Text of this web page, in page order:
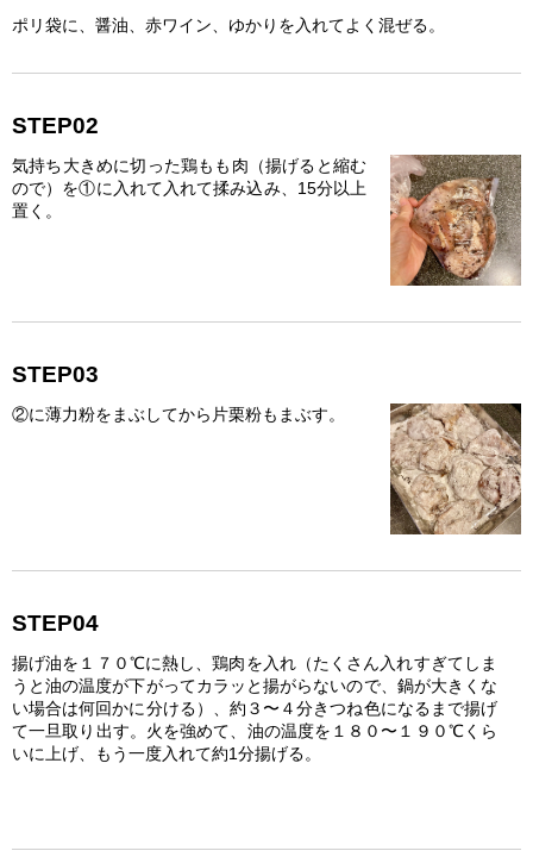
ポリ袋に、醤油、赤ワイン、ゆかりを入れてよく混ぜる。
STEP02
気持ち大きめに切った鶏もも肉（揚げると縮む
ので）を①に入れて入れて揉み込み、15分以上
置く。
STEP03
②に薄力粉をまぶしてから片栗粉もまぶす。
STEP04
揚げ油を１７０℃に熱し、鶏肉を入れ（たくさん入れすぎてしま
うと油の温度が下がってカラッと揚がらないので、鍋が大きくな
い場合は何回かに分ける）、約３〜４分きつね色になるまで揚げ
て一旦取り出す。火を強めて、油の温度を１８０〜１９０℃くら
いに上げ、もう一度入れて約1分揚げる。